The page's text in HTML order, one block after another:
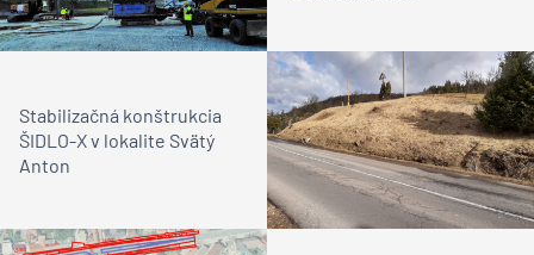
Stabilizačná konštrukcia
ŠIDLO-X v lokalite Svätý
Anton